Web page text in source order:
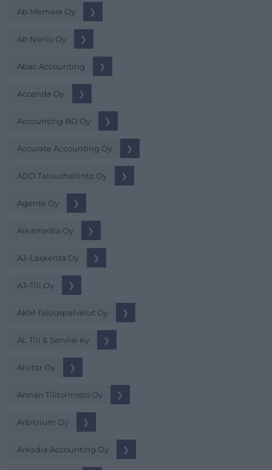
Ab Memera Oy ❯
Ab Norlic Oy ❯
Abac Accounting ❯
Accenda Oy ❯
Accounting BO Oy ❯
Accurate Accounting Oy ❯
ADD Taloushallinto Oy ❯
Agente Oy ❯
Aikamedia Oy ❯
AJ-Laskenta Oy ❯
AJ-Tili Oy ❯
AKM Talouspalvelut Oy ❯
AL Tili & Serviisi Ky ❯
Alvitar Oy ❯
Annan Tilitoimisto Oy ❯
Arbitrium Oy ❯
Arkadia Accounting Oy ❯